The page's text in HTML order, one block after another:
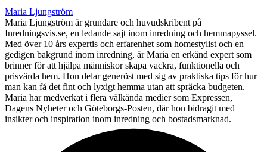
Maria Ljungström
Maria Ljungström är grundare och huvudskribent på
Inredningsvis.se, en ledande sajt inom inredning och hemmapyssel.
Med över 10 års expertis och erfarenhet som homestylist och en
gedigen bakgrund inom inredning, är Maria en erkänd expert som
brinner för att hjälpa människor skapa vackra, funktionella och
prisvärda hem. Hon delar generöst med sig av praktiska tips för hur
man kan få det fint och lyxigt hemma utan att spräcka budgeten.
Maria har medverkat i flera välkända medier som Expressen,
Dagens Nyheter och Göteborgs-Posten, där hon bidragit med
insikter och inspiration inom inredning och bostadsmarknad.